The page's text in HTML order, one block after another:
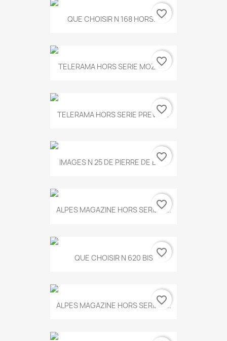
QUE CHOISIR N 168 HORS...favorite_border
TELERAMA HORS SERIE MOZART
favorite_border
TELERAMA HORS SERIE PREVERT
favorite_border
IMAGES N 25 DE PIERRE DE BOIS
favorite_border
ALPES MAGAZINE HORS SERIE N...
favorite_border
QUE CHOISIR N 620 BIS favorite_border
ALPES MAGAZINE HORS SERIE N...
favorite_border